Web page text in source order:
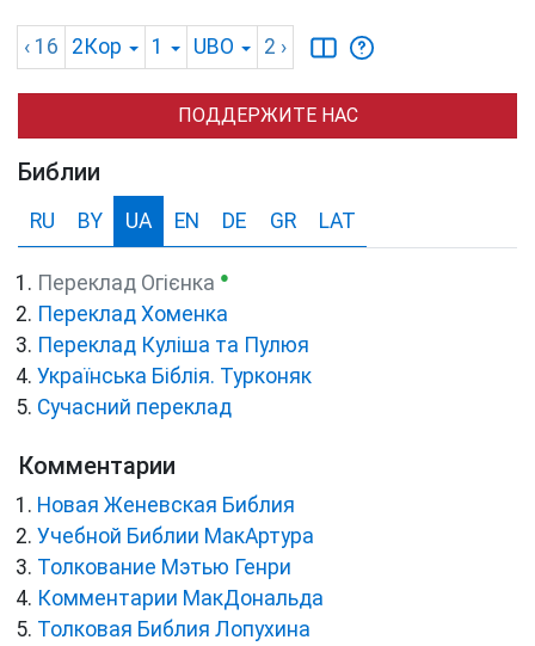
‹ 16 2Кор 1 UBO 2 ›
ПОДДЕРЖИТЕ НАС
Библии
RU BY UA EN DE GR LAT
Переклад Огієнка ●
Переклад Хоменка
Переклад Куліша та Пулюя
Українська Біблія. Турконяк
Сучасний переклад
Комментарии
Новая Женевская Библия
Учебной Библии МакАртура
Толкование Мэтью Генри
Комментарии МакДональда
Толковая Библия Лопухина